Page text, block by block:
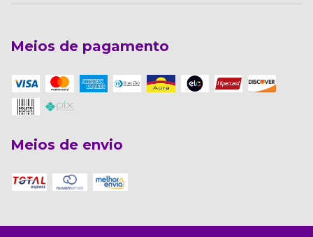
Meios de pagamento
Meios de envio